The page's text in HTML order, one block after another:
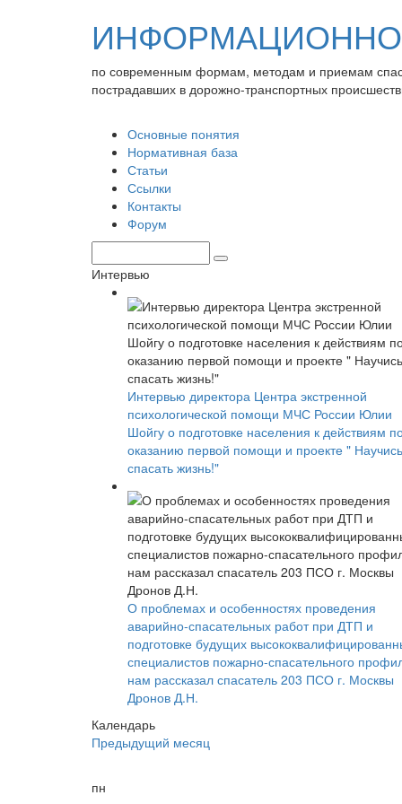
по современным формам, методам и приемам
пострадавших в дорожно-транспортных
Основные понятия
Нормативная база
Статьи
Ссылки
Контакты
Форум
Интервью
Интервью директора Центра экстренной
психологической помощи МЧС России Юлии
Шойгу о подготовке населения к действиям
оказанию первой помощи и проекте " Научись
спасать жизнь!"
О проблемах и особенностях проведения
аварийно-спасательных работ при ДТП и
подготовке будущих
специалистов пожарно-спасательного
нам рассказал спасатель 203 ПСО г. Москвы
Дронов Д.Н.
Календарь
Предыдущий месяц
пн